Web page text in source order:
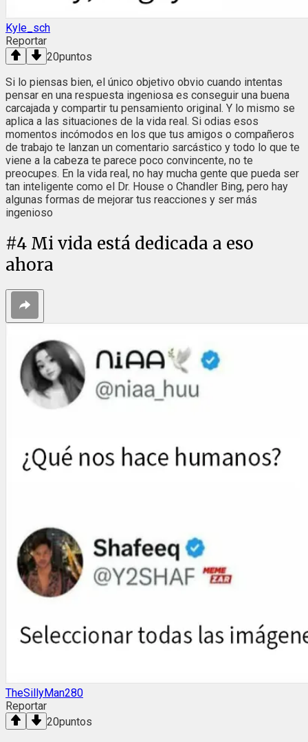
Kyle_sch
Reportar
20puntos
Si lo piensas bien, el único objetivo obvio cuando intentas
pensar en una respuesta ingeniosa es conseguir una buena
carcajada y compartir tu pensamiento original. Y lo mismo se
aplica a las situaciones de la vida real. Si odias esos
momentos incómodos en los que tus amigos o compañeros
de trabajo te lanzan un comentario sarcástico y todo lo que te
viene a la cabeza te parece poco convincente, no te
preocupes. En la vida real, no hay mucha gente que pueda ser
tan inteligente como el Dr. House o Chandler Bing, pero hay
algunas formas de mejorar tus reacciones y ser más
ingenioso
#4 Mi vida está dedicada a eso
ahora
TheSillyMan280
Reportar
20puntos